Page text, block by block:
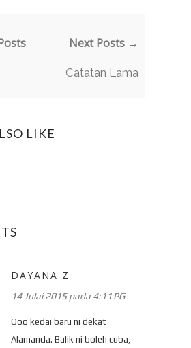
Next Posts →
Catatan Lama
LIKE
DAYANA Z
14 Julai 2015 pada 4:11 PG
Ooo kedai baru ni dekat
Alamanda. Balik ni boleh cuba,